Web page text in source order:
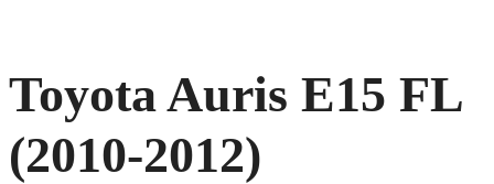
Toyota Auris E15 FL
(2010-2012)